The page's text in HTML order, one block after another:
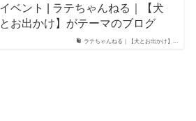
ラテちゃんねる｜【犬とお出かけ】...
イベント | ラテちゃんねる｜【犬
とお出かけ】がテーマのブログ